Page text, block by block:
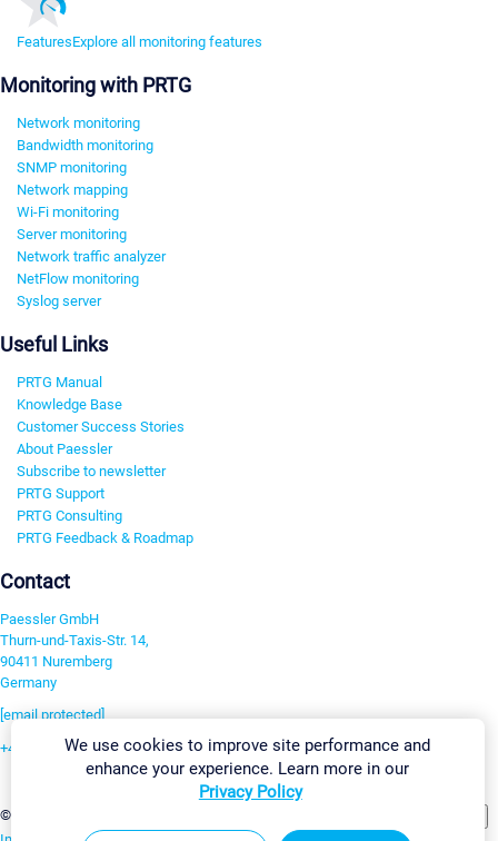
FeaturesExplore all monitoring features
Monitoring with PRTG
Network monitoring
Bandwidth monitoring
SNMP monitoring
Network mapping
Wi-Fi monitoring
Server monitoring
Network traffic analyzer
NetFlow monitoring
Syslog server
Useful Links
PRTG Manual
Knowledge Base
Customer Success Stories
About Paessler
Subscribe to newsletter
PRTG Support
PRTG Consulting
PRTG Feedback & Roadmap
Contact
Paessler GmbH
Thurn-und-Taxis-Str. 14,
90411 Nuremberg
Germany
[email protected]
+49 911 93775-0
©2026 Paessler GmbH
We use cookies to improve site performance and
enhance your experience. Learn more in our
Privacy Policy